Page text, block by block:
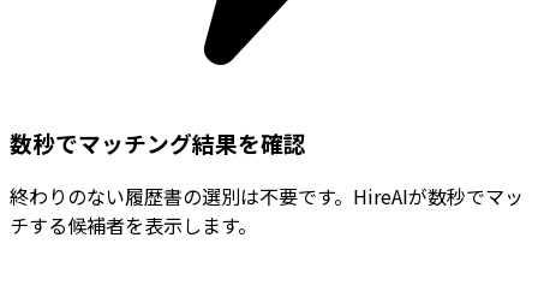
数秒でマッチング結果を確認
終わりのない履歴書の選別は不要です。HireAIが数秒でマッ
チする候補者を表示します。